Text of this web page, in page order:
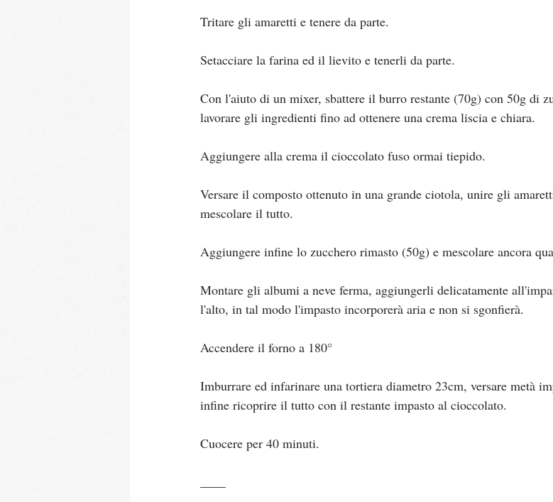
Tritare gli amaretti e tenere da parte.
Setacciare la farina ed il lievito e tenerli da parte.
Con l'aiuto di un mixer, sbattere il burro restante (70g) con 50g di
lavorare gli ingredienti fino ad ottenere una crema liscia e chiara.
Aggiungere alla crema il cioccolato fuso ormai tiepido.
Versare il composto ottenuto in una grande ciotola, unire gli
mescolare il tutto.
Aggiungere infine lo zucchero rimasto (50g) e mescolare ancora
Montare gli albumi a neve ferma, aggiungerli delicatamente
l'alto, in tal modo l'impasto incorporerà aria e non si sgonfierà.
Accendere il forno a 180°
Imburrare ed infarinare una tortiera diametro 23cm, versare metà
infine ricoprire il tutto con il restante impasto al cioccolato.
Cuocere per 40 minuti.